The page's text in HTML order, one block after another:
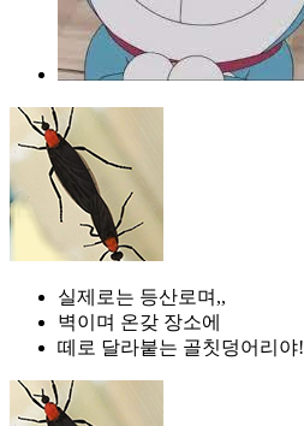
실제로는 등산로며,,
벽이며 온갖 장소에
떼로 달라붙는 골칫덩어리야!